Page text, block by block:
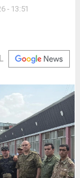
- 13:51